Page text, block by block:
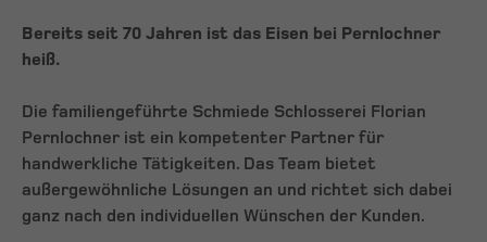
Bereits seit 70 Jahren ist das Eisen bei Pernlochner
heiß.
Die familiengeführte Schmiede Schlosserei Florian
Pernlochner ist ein kompetenter Partner für
handwerkliche Tätigkeiten. Das Team bietet
außergewöhnliche Lösungen an und richtet sich dabei
ganz nach den individuellen Wünschen der Kunden.